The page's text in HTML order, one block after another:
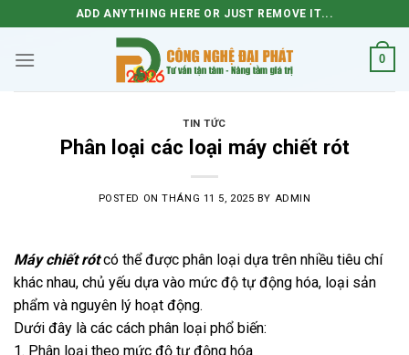
to
content
ADD ANYTHING HERE OR JUST REMOVE IT...
0
TIN TỨC
Phân loại các loại máy chiết rót
POSTED ONTHÁNG 11 5, 2025 BY ADMIN
Máy chiết rótcó thể được phân loại dựa trên nhiều tiêu chí
khác nhau, chủ yếu dựa vào mức độ tự động hóa, loại sản
phẩm và nguyên lý hoạt động.
Dưới đây là các cách phân loại phổ biến:
1. Phân loại theo mức độ tự động hóa